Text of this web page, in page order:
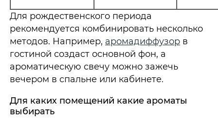
Для рождественского периода
рекомендуется комбинировать несколько
методов. Например, аромадиффузор в
гостиной создаст основной фон, а
ароматическую свечу можно зажечь
вечером в спальне или кабинете.
Для каких помещений какие ароматы
выбирать